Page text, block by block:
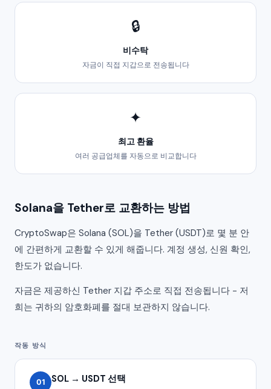
🔒
비수탁
자금이 직접 지갑으로 전송됩니다
✦
최고 환율
여러 공급업체를 자동으로 비교합니다
Solana을 Tether로 교환하는 방법
CryptoSwap은 Solana (SOL)을 Tether (USDT)로 몇 분 안
에 간편하게 교환할 수 있게 해줍니다. 계정 생성, 신원 확인,
한도가 없습니다.
자금은 제공하신 Tether 지갑 주소로 직접 전송됩니다 - 저
희는 귀하의 암호화폐를 절대 보관하지 않습니다.
작동 방식
01 SOL → USDT 선택